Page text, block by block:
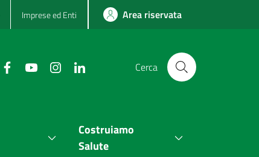
Imprese ed Enti Area riservata
Cerca
Costruiamo
Salute